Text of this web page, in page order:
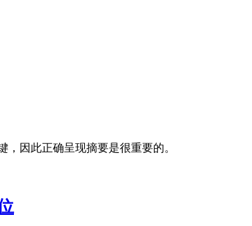
因此正确呈现摘要是很重要的。